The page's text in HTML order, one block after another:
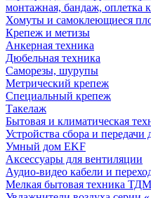
монтажная, бандаж, оплетка
Хомуты и самоклеющиеся
Крепеж и метизы
Анкерная техника
Дюбельная техника
Саморезы, шурупы
Метрический крепеж
Специальный крепеж
Такелаж
Бытовая и климатическая
Устройства сбора и
Умный дом EKF
Аксессуары для вентиляции
Аудио-видео кабели и
Мелкая бытовая техника ТДМ